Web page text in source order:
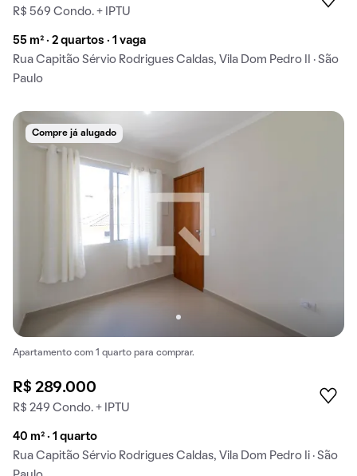
R$ 569 Condo. + IPTU
55 m² · 2 quartos · 1 vaga
Rua Capitão Sérvio Rodrigues Caldas, Vila Dom Pedro II · São
Paulo
Compre já alugado
Apartamento com 1 quarto para comprar.
R$ 289.000
R$ 249 Condo. + IPTU
40 m² · 1 quarto
Rua Capitão Sérvio Rodrigues Caldas, Vila Dom Pedro Ii · São